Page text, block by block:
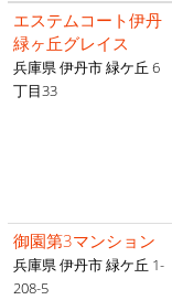
エステムコート伊丹
緑ヶ丘グレイス
兵庫県 伊丹市 緑ケ丘 6
丁目33
御園第3マンション
兵庫県 伊丹市 緑ケ丘 1-
208-5